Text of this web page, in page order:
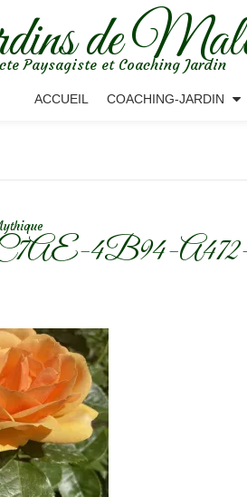
de
Paysagiste et Coaching Jardin
ACCUEIL COACHING-JARDIN
4B94-